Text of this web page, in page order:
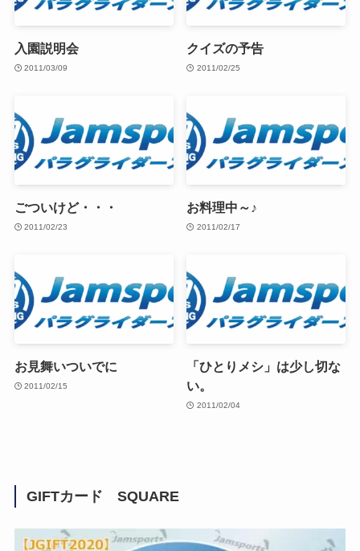
入園説明会
2011/03/09
クイズの予告
2011/02/25
ごついけど・・・
2011/02/23
お料理中～♪
2011/02/17
お見舞いついでに
2011/02/15
「ひとりメシ」は少し切な
い。
2011/02/04
GIFTカード SQUARE